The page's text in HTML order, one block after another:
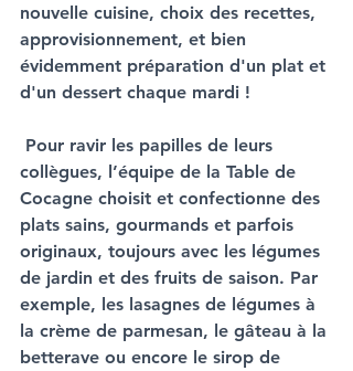
nouvelle cuisine, choix des recettes,
approvisionnement, et bien
évidemment préparation d'un plat et
d'un dessert chaque mardi !
collègues, l’équipe de la Table de
Cocagne choisit et confectionne des
plats sains, gourmands et parfois
originaux, toujours avec les légumes
de jardin et des fruits de saison. Par
exemple, les lasagnes de légumes à
la crème de parmesan, le gâteau à la
betterave ou encore le sirop de